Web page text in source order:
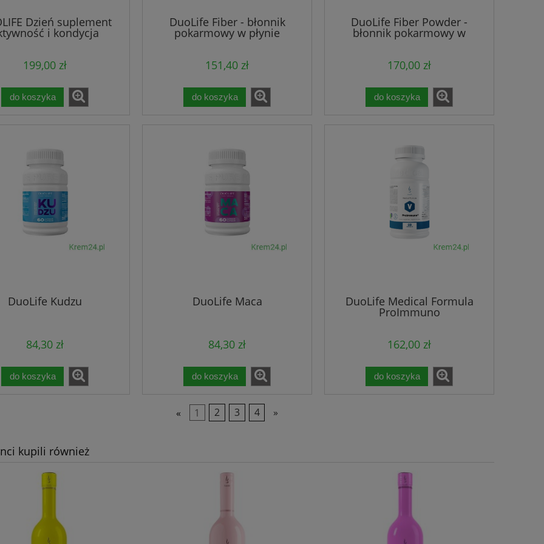
Dzień suplement
i kondycja
199,00 zł
do koszyka
DuoLife Fiber - błonnik
pokarmowy w płynie
151,40 zł
do koszyka
DuoLife Fiber Powder -
błonnik pokarmowy w
saszetkach
170,00 zł
do koszyka
DuoLife Kudzu
84,30 zł
do koszyka
DuoLife Maca
84,30 zł
do koszyka
DuoLife Medical Formula
ProImmuno
162,00 zł
do koszyka
« 1 2 3 4 »
kupili również